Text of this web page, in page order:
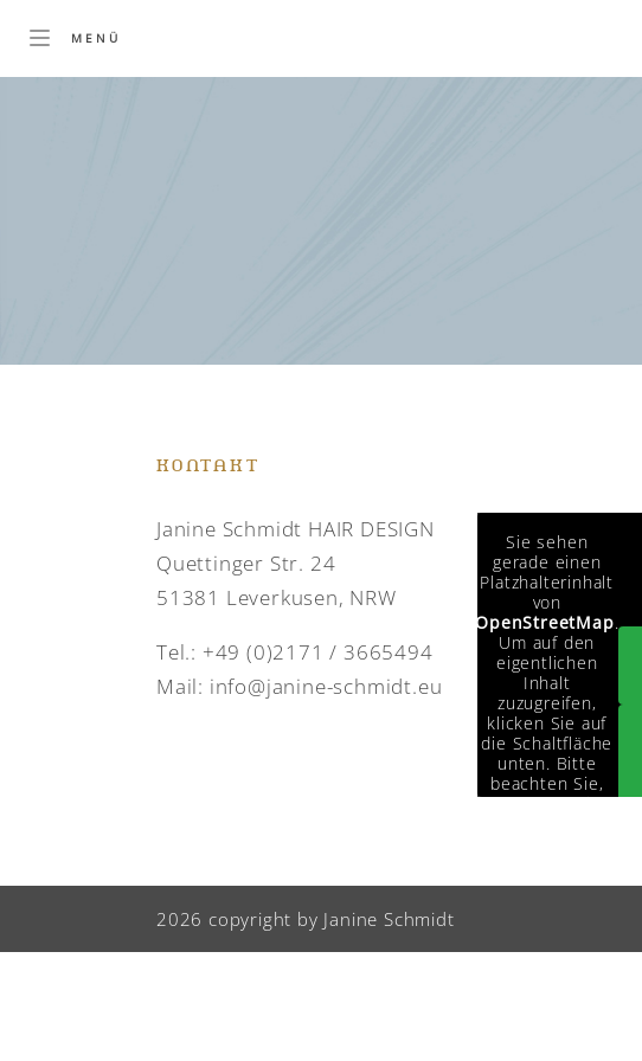
KONTAKT
Janine Schmidt HAIR DESIGN
Quettinger Str. 24
51381 Leverkusen, NRW
Tel.: +49 (0)2171 / 3665494
Mail: info@janine-schmidt.eu
Sie sehen
gerade einen
Platzhalterinhalt
von
OpenStreetMap.
Um auf den
eigentlichen
Inhalt
zuzugreifen,
klicken Sie auf
die Schaltfläche
unten. Bitte
beachten Sie,
dass dabei
werden.
2026 copyright by Janine Schmidt